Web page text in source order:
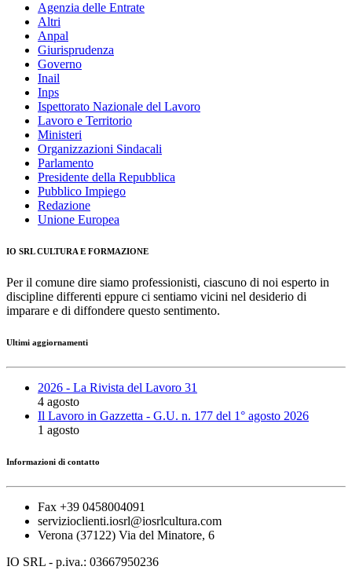
Agenzia delle Entrate
Altri
Anpal
Giurisprudenza
Governo
Inail
Inps
Ispettorato Nazionale del Lavoro
Lavoro e Territorio
Ministeri
Organizzazioni Sindacali
Parlamento
Presidente della Repubblica
Pubblico Impiego
Redazione
Unione Europea
IO SRL CULTURA E FORMAZIONE
Per il comune dire siamo professionisti, ciascuno di noi esperto in
discipline differenti eppure ci sentiamo vicini nel desiderio di
imparare e di diffondere questo sentimento.
Ultimi aggiornamenti
2026 - La Rivista del Lavoro 31
4 agosto
Il Lavoro in Gazzetta - G.U. n. 177 del 1° agosto 2026
1 agosto
Informazioni di contatto
Fax +39 0458004091
servizioclienti.iosrl@iosrlcultura.com
Verona (37122) Via del Minatore, 6
IO SRL - p.iva.: 03667950236